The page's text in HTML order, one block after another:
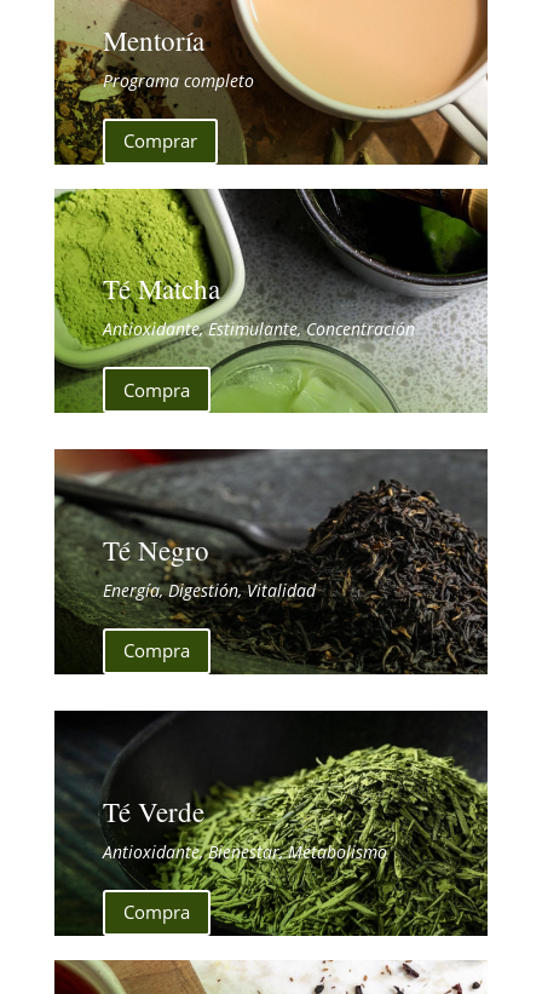
Mentoría
Programa completo
Comprar
Té Matcha
Antioxidante, Estimulante, Concentración
Compra
Té Negro
Energía, Digestión, Vitalidad
Compra
Té Verde
Antioxidante, Bienestar, Metabolismo
Compra